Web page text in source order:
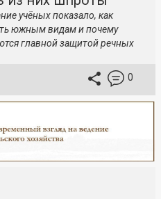
учёных показало, как
южным видам и почему
главной защитой речных
0